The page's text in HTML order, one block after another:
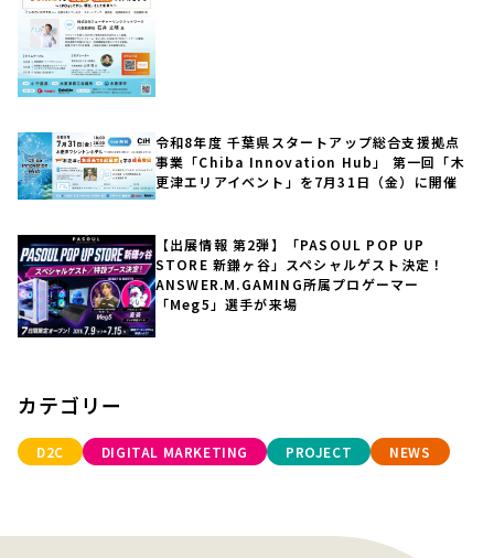
令和8年度 千葉県スタートアップ総合支援拠点
事業「Chiba Innovation Hub」 第一回「木
更津エリアイベント」を7月31日（金）に開催
【出展情報 第2弾】「PASOUL POP UP
STORE 新鎌ヶ谷」スペシャルゲスト決定！
ANSWER.M.GAMING所属プロゲーマー
「Meg5」選手が来場
カテゴリー
D2C DIGITAL MARKETING PROJECT NEWS